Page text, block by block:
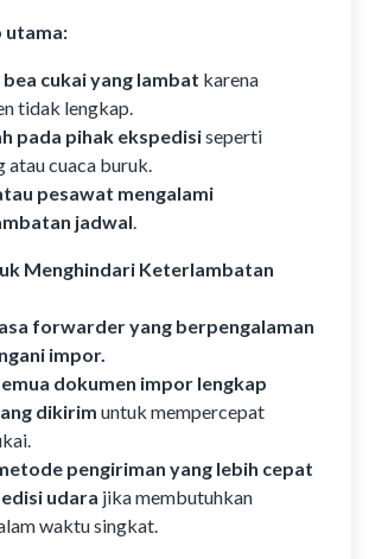
utama:
cukai yang lambat karena
tidak lengkap.
pada pihak ekspedisiseperti
atau cuaca buruk.
pesawat mengalami
jadwal.
Menghindari Keterlambatan
forwarder yang berpengalaman
impor.
dokumen impor lengkap
dikirim untuk mempercepat
pengiriman yang lebih cepat
udara jika membutuhkan
waktu singkat.